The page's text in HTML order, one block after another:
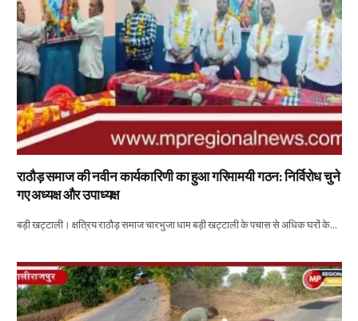
राठौड़ समाज की नवीन कार्यकारिणी का हुआ गरिमामयी गठन: निर्विरोध चुने
गए अध्यक्ष और उपाध्यक्ष
बड़ी खट्टाली। क्षत्रिय राठौड़ समाज चारभुजा धाम बड़ी खट्टाली के पचास से अधिक घरों के…